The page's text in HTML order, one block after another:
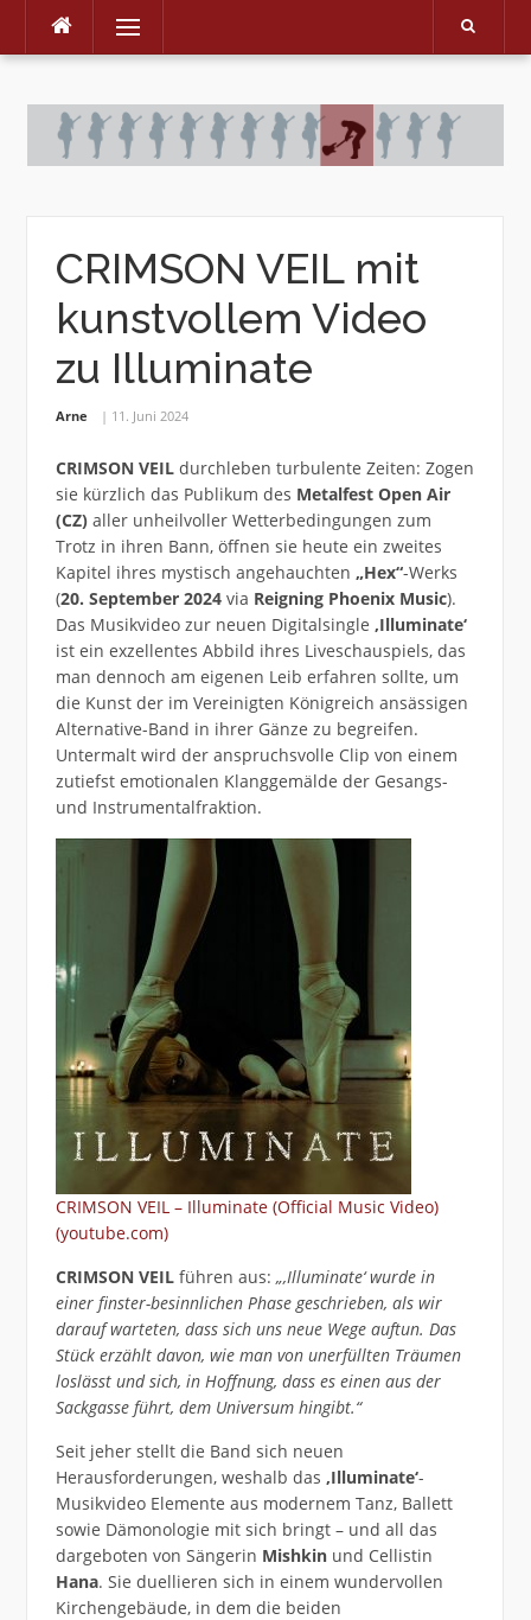
Skip
Menu
CRIMSON VEIL mit
kunstvollem Video
zu Illuminate
Arne 11. Juni 2024
CRIMSON VEILdurchleben turbulente Zeiten: Zogen
sie kürzlich das Publikum des Metalfest Open Air
(CZ)aller unheilvoller Wetterbedingungen zum
Trotz in ihren Bann, öffnen sie heute ein zweites
Kapitel ihres mystisch angehauchten „Hex“-Werks
(20. September 2024via Reigning Phoenix Music).
Das Musikvideo zur neuen Digitalsingle ‚Illuminate‘
ist ein exzellentes Abbild ihres Liveschauspiels, das
man dennoch am eigenen Leib erfahren sollte, um
die Kunst der im Vereinigten Königreich ansässigen
Alternative-Band in ihrer Gänze zu begreifen.
Untermalt wird der anspruchsvolle Clip von einem
zutiefst emotionalen Klanggemälde der Gesangs-
und Instrumentalfraktion.
CRIMSON VEIL – Illuminate (Official Music Video)
(youtube.com)
CRIMSON VEILführen aus: „‚Illuminate‘ wurde in
einer finster-besinnlichen Phase geschrieben, als wir
darauf warteten, dass sich uns neue Wege auftun. Das
Stück erzählt davon, wie man von unerfüllten Träumen
loslässt und sich, in Hoffnung, dass es einen aus der
Sackgasse führt, dem Universum hingibt.“
Seit jeher stellt die Band sich neuen
Herausforderungen, weshalb das ‚Illuminate‘-
Musikvideo Elemente aus modernem Tanz, Ballett
sowie Dämonologie mit sich bringt – und all das
dargeboten von Sängerin Mishkinund Cellistin
Hana. Sie duellieren sich in einem wundervollen
Kirchengebäude, in dem die beiden